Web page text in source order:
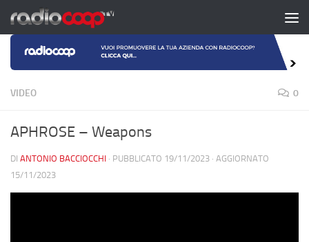
Salta al contenuto
VIDEO 0
APHROSE – Weapons
DI ANTONIO BACCIOCCHI · PUBBLICATO 19/11/2023 · AGGIORNATO
15/11/2023